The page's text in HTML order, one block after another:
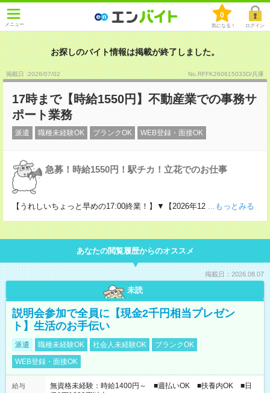
メニュー
0
気になる！ ログイン
お探しのバイト情報は掲載が終了しました。
掲載日 :2026/07/02 No.RFFK260615033D/兵庫
17時まで【時給1550円】不動産業での事務サ
ポート業務
派遣 職種未経験OK ブランクOK WEB登録・面接OK
急募！時給1550円！駅チカ！立花でのお仕事
【うれしいちょっと早めの17:00終業！】▼【2026年12 ...もっとみる
あなたの閲覧履歴からのオススメ
掲載日：2026.08.07
未読
説明会参加で全員に【現金2千円相当プレゼン
ト】生活のお手伝い
派遣 職種未経験OK 社会人未経験OK
ブランクOK
WEB登録・面接OK
給与
無資格未経験：時給1400円～ ■週払いOK ■扶養内OK ■日